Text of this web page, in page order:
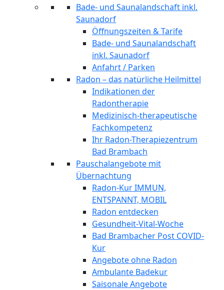
Bade- und Saunalandschaft inkl.
Saunadorf
Öffnungszeiten & Tarife
Bade- und Saunalandschaft
inkl. Saunadorf
Anfahrt / Parken
Radon – das natürliche Heilmittel
Indikationen der
Radontherapie
Medizinisch-therapeutische
Fachkompetenz
Ihr Radon-Therapiezentrum
Bad Brambach
Pauschalangebote mit
Übernachtung
Radon-Kur IMMUN,
ENTSPANNT, MOBIL
Radon entdecken
Gesundheit-Vital-Woche
Bad Brambacher Post COVID-
Kur
Angebote ohne Radon
Ambulante Badekur
Saisonale Angebote